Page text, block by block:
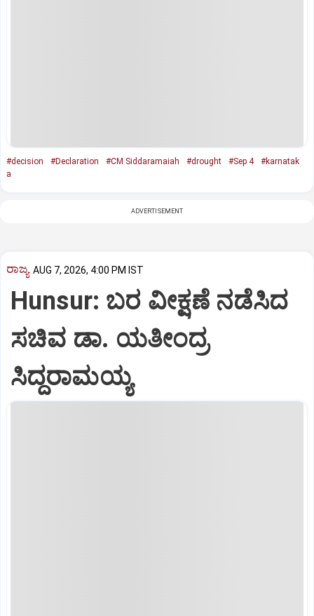
#decision #Declaration #CM Siddaramaiah #drought #Sep 4
#karnatak
a
ADVERTISEMENT
ರಾಜ್ಯ AUG 7, 2026, 4:00 PM IST
Hunsur: ಬರ ವೀಕ್ಷಣೆ ನಡೆಸಿದ
ಸಚಿವ ಡಾ. ಯತೀಂದ್ರ
ಸಿದ್ದರಾಮಯ್ಯ